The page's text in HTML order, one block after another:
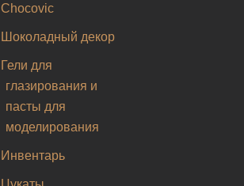
Chocovic
Шоколадный декор
Гели для
глазирования и
пасты для
моделирования
Инвентарь